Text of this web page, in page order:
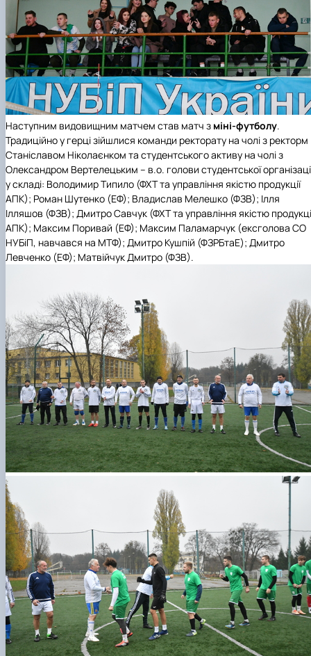
Наступним видовищним матчем став матч з міні-футболу.
Традиційно у герці зійшлися команди ректорату на чолі з ректорм
Станіславом Ніколаєнком та студентського активу на чолі з
Олександром Вертелецьким – в.о. голови студентської
у складі: Володимир Типило (ФХТ та управління якістю продукції
АПК); Роман Шутенко (ЕФ); Владислав Мелешко (ФЗВ); Ілля
Ілляшов (ФЗВ); Дмитро Савчук (ФХТ та управління якістю
АПК); Максим Поривай (ЕФ); Максим Паламарчук (ексголова СО
НУБіП, навчався на МТФ); Дмитро Кушпій (ФЗРБтаЕ); Дмитро
Левченко (ЕФ); Матвійчук Дмитро (ФЗВ).